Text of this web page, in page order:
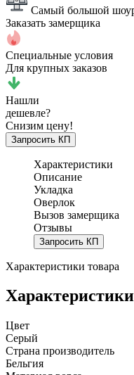
Самый большой
Заказать замерщика
Специальные условия
Для крупных заказов
Нашли
дешевле?
Снизим цену!
Запросить КП
Характеристики
Описание
Укладка
Оверлок
Вызов замерщика
Отзывы
Запросить КП
Характеристики товара
Цвет
Серый
Страна производитель
Бельгия